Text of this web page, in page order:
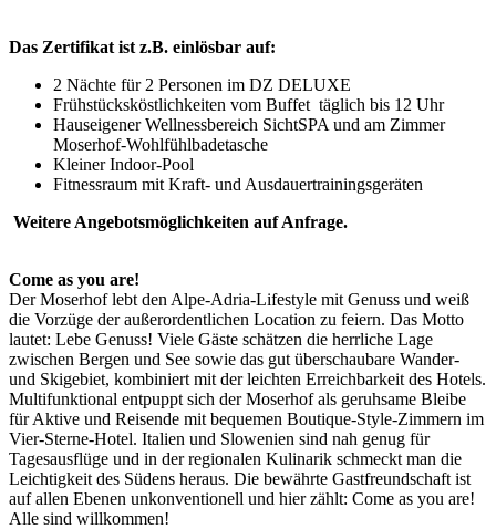
Das Zertifikat ist z.B. einlösbar auf:
2 Nächte für 2 Personen im DZ DELUXE
Frühstücksköstlichkeiten vom Buffet täglich bis 12 Uhr
Hauseigener Wellnessbereich SichtSPA und am Zimmer
Moserhof-Wohlfühlbadetasche
Kleiner Indoor-Pool
Fitnessraum mit Kraft- und Ausdauertrainingsgeräten
Weitere Angebotsmöglichkeiten auf Anfrage.
Come as you are!
Der Moserhof lebt den Alpe-Adria-Lifestyle mit Genuss und weiß
die Vorzüge der außerordentlichen Location zu feiern. Das Motto
lautet: Lebe Genuss! Viele Gäste schätzen die herrliche Lage
zwischen Bergen und See sowie das gut überschaubare Wander-
und Skigebiet, kombiniert mit der leichten Erreichbarkeit des Hotels.
Multifunktional entpuppt sich der Moserhof als geruhsame Bleibe
für Aktive und Reisende mit bequemen Boutique-Style-Zimmern im
Vier-Sterne-Hotel. Italien und Slowenien sind nah genug für
Tagesausflüge und in der regionalen Kulinarik schmeckt man die
Leichtigkeit des Südens heraus. Die bewährte Gastfreundschaft ist
auf allen Ebenen unkonventionell und hier zählt: Come as you are!
Alle sind willkommen!